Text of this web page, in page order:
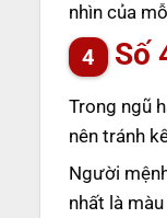
nhìn của
Số
Trong ngũ
nên tránh
Người
nhất là